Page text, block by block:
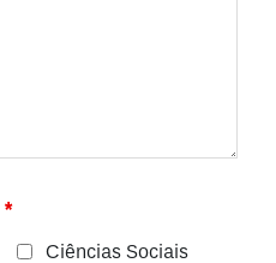
*
Ciências Sociais